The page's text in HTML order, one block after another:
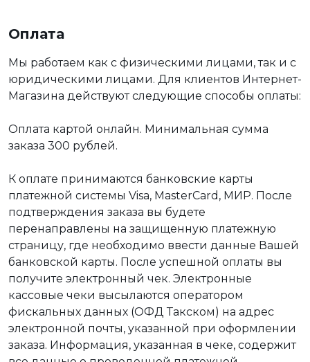
Оплата
Мы работаем как с физическими лицами, так и с
юридическими лицами. Для клиентов Интернет-
Магазина действуют следующие способы оплаты:
Оплата картой онлайн. Минимальная сумма
заказа 300 рублей.
К оплате принимаются банковские карты
платежной системы Visa, MasterCard, МИР. После
подтверждения заказа вы будете
перенаправлены на защищенную платежную
страницу, где необходимо ввести данные Вашей
банковской карты. После успешной оплаты вы
получите электронный чек. Электронные
кассовые чеки высылаются оператором
фискальных данных (ОФД Такском) на адрес
электронной почты, указанной при оформлении
заказа. Информация, указанная в чеке, содержит